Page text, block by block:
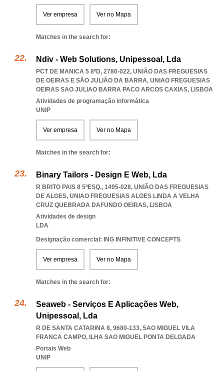
Ver empresa Ver no Mapa
Matches in the search for:
Ndiv - Web Solutions, Unipessoal, Lda
PCT DE MANICA 5 8ºD, 2780-022, UNIÃO DAS FREGUESIAS
DE OEIRAS E SÃO JULIÃO DA BARRA, UNIAO FREGUESIAS
OEIRAS SAO JULIAO BARRA PACO ARCOS CAXIAS, LISBOA
Atividades de programação informática
UNIP
Ver empresa Ver no Mapa
Matches in the search for:
Binary Tailors - Design E Web, Lda
R BRITO PAIS 8 5ºESQ., 1495-028, UNIÃO DAS FREGUESIAS
DE ALGES, UNIAO FREGUESIAS ALGES LINDA A VELHA
CRUZ QUEBRADA DAFUNDO OEIRAS, LISBOA
Atividades de design
LDA
Designação comercial: ING INFINITIVE CONCEPTS
Ver empresa Ver no Mapa
Matches in the search for:
Seaweb - Serviços E Aplicações Web,
Unipessoal, Lda
R DE SANTA CATARINA 8, 9680-133, SAO MIGUEL VILA
FRANCA CAMPO, ILHA SAO MIGUEL PONTA DELGADA
Portais Web
UNIP